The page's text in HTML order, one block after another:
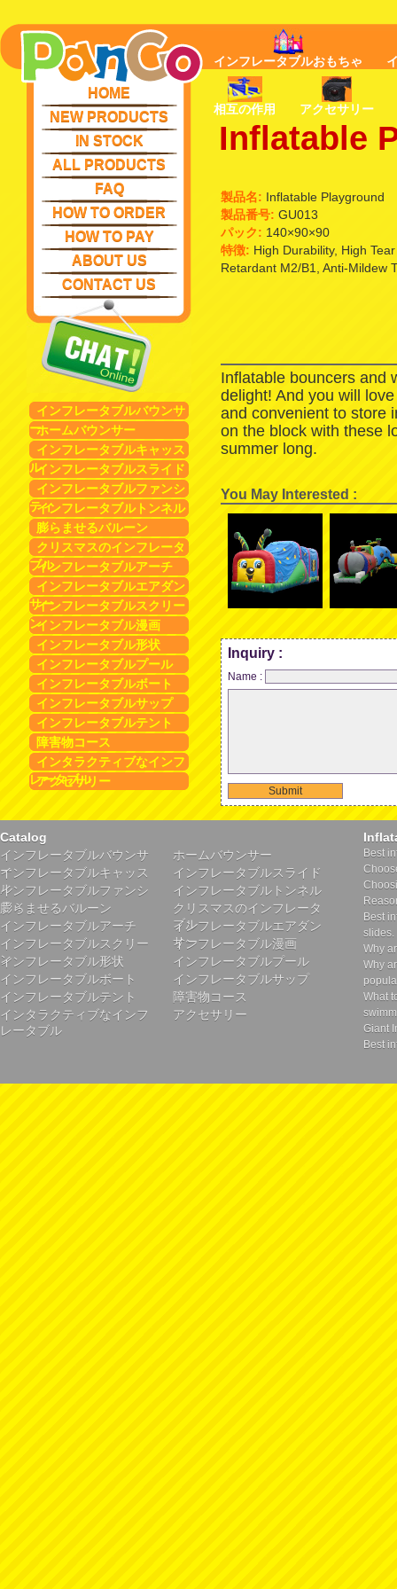
HOME
NEW PRODUCTS
IN STOCK
ALL PRODUCTS
FAQ
HOW TO ORDER
HOW TO PAY
ABOUT US
CONTACT US
インフレータブルバウンサ
ーホームバウンサー
インフレータブルキャッス
ルインフレータブルスライド
インフレータブルファンシ
ティ
インフレータブルトンネル
膨らませるバルーン
クリスマスのインフレータ
ブル
インフレータブルアーチ
インフレータブルエアダン
サー
インフレータブルスクリー
ンインフレータブル漫画
インフレータブル形状
インフレータブルプール
インフレータブルボート
インフレータブルサップ
インフレータブルテント
障害物コース
インタラクティブなインフ
レータブル
アクセサリー
インフレータブルおもちゃ
相互の作用 アクセサリー
Inflatable
製品名: Inflatable Playground
製品番号: GU013
パック: 140×90×90
特徴: High Durability, High
Retardant M2/B1, Anti-Mildew
Inflatable bouncers and
delight! And you will
and convenient to store
on the block with these
summer long.
You May Interested :
Inquiry :
Name :
Submit
Catalog
インフレータブルバウンサ
ー
ホームバウンサー
インフレータブルキャッス
ル
インフレータブルスライド
インフレータブルファンシ
ティ
インフレータブルトンネル
膨らませるバルーン
クリスマスのインフレータ
ブル
インフレータブルアーチ
インフレータブルエアダン
サー
インフレータブルスクリー
ン
インフレータブル漫画
インフレータブル形状
インフレータブルプール
インフレータブルボート
インフレータブルサップ
インフレータブルテント
障害物コース
インタラクティブなインフ
レータブル
アクセサリー
Best
Best
slides.
Why
Why
What
Giant
Best